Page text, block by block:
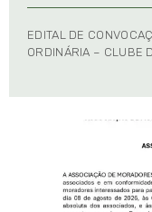
EDITAL DE
ORDINÁRIA – CLUBE